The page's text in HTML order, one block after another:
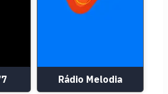
Rádio Melodia